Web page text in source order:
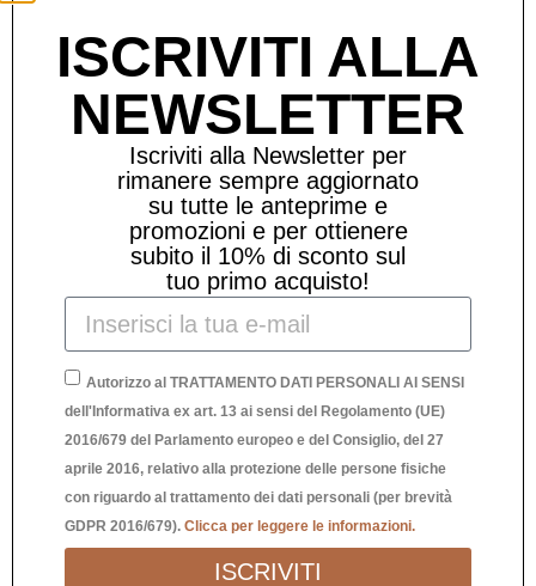
Prodotti Correlati
BOTTIGLIA PESCE PAGLIACCIO
ISCRIVITI ALLA
NEWSLETTER
Iscriviti alla Newsletter per
rimanere sempre aggiornato
su tutte le anteprime e
promozioni e per ottienere
subito il 10% di sconto sul
tuo primo acquisto!
Autorizzo al TRATTAMENTO DATI PERSONALI AI SENSI
dell'Informativa ex art. 13 ai sensi del Regolamento (UE)
2016/679 del Parlamento europeo e del Consiglio, del 27
aprile 2016, relativo alla protezione delle persone fisiche
con riguardo al trattamento dei dati personali (per brevità
GDPR 2016/679). Clicca per leggere le informazioni.
ISCRIVITI